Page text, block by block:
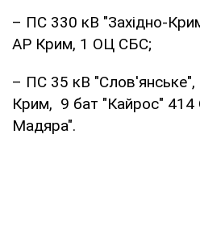
– ПС 330 кВ "Західно-
АР Крим, 1 ОЦ СБС;
– ПС 35 кВ
Крим, 9 бат "Кайрос"
Мадяра".